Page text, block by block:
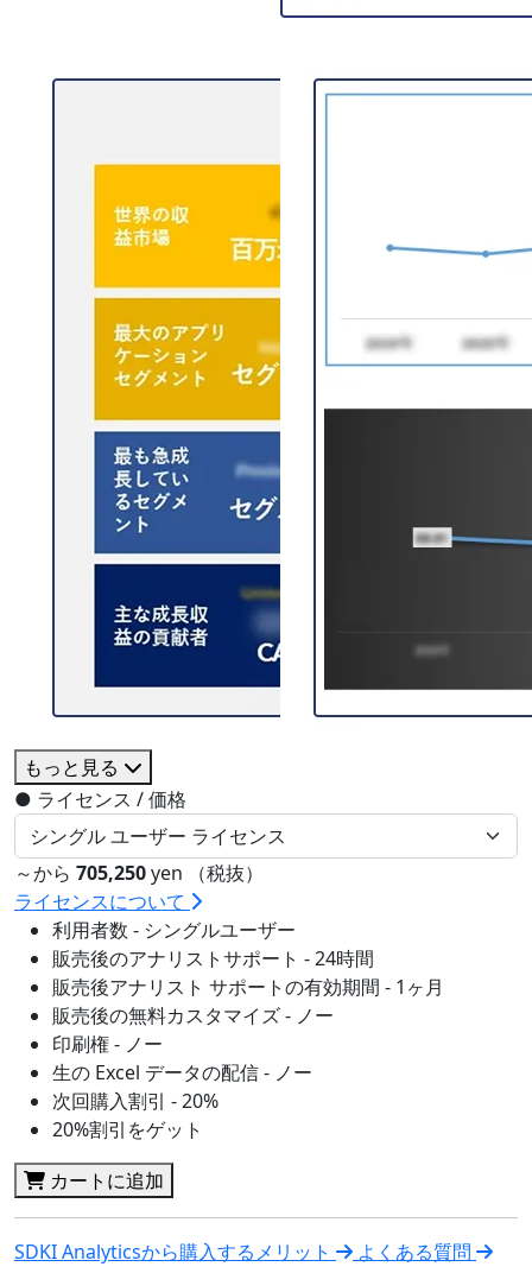
もっと見る
● ライセンス / 価格
～から 705,250yen （税抜）
ライセンスについて
利用者数 - シングルユーザー
販売後のアナリストサポート - 24時間
販売後アナリスト サポートの有効期間 - 1ヶ月
販売後の無料カスタマイズ - ノー
印刷権 - ノー
生の Excel データの配信 - ノー
次回購入割引 - 20%
20%割引をゲット
カートに追加
SDKI Analyticsから購入するメリット よくある質問